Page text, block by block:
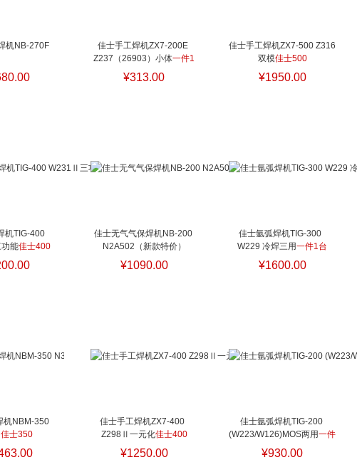
机NB-270F
佳士手工焊机ZX7-200E
Z237（26903）小体一件1
台
¥313.00
佳士手工焊机ZX7-500 Z316
双模佳士500
¥1950.00
机TIG-400
能佳士400
佳士无气气保焊机NB-200
N2A502（新款特价）
¥1090.00
佳士氩弧焊机TIG-300
W229 冷焊三用一件1台
¥1600.00
机NBM-350
佳士350
佳士手工焊机ZX7-400
Z298Ⅱ一元化佳士400
¥1250.00
佳士氩弧焊机TIG-200
(W223/W126)MOS两用一件
1台
¥930.00